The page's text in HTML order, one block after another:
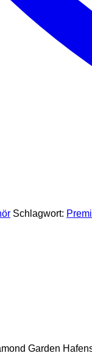
Schlagwort:
Garden